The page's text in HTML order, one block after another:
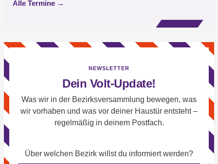
Alle Termine →
NEWSLETTER
Dein Volt-Update!
Was wir in der Bezirksversammlung bewegen, was
wir vorhaben und was vor deiner Haustür entsteht –
regelmäßig in deinem Postfach.
Über welchen Bezirk willst du informiert werden?